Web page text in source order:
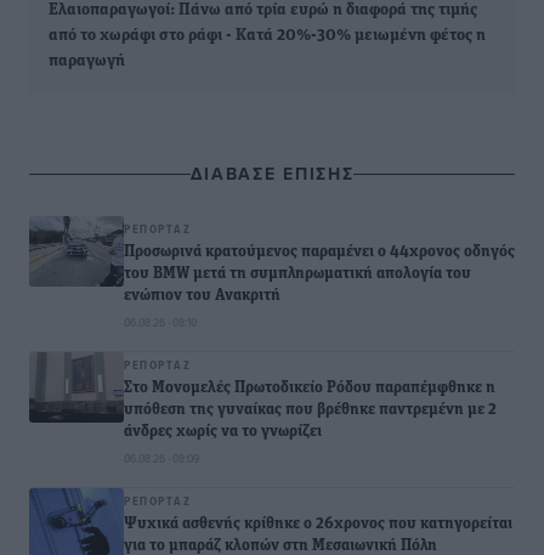
Ελαιοπαραγωγοί: Πάνω από τρία ευρώ η διαφορά της τιμής
από το χωράφι στο ράφι - Κατά 20%-30% μειωμένη φέτος η
παραγωγή
ΔΙΑΒΑΣΕ ΕΠΙΣΗΣ
ΡΕΠΟΡΤΆΖ
Προσωρινά κρατούμενος παραμένει ο 44χρονος οδηγός
του BMW μετά τη συμπληρωματική απολογία του
ενώπιον του Ανακριτή
06.08.26 · 08:10
ΡΕΠΟΡΤΆΖ
Στο Μονομελές Πρωτοδικείο Ρόδου παραπέμφθηκε η
υπόθεση της γυναίκας που βρέθηκε παντρεμένη με 2
άνδρες χωρίς να το γνωρίζει
06.08.26 · 08:09
ΡΕΠΟΡΤΆΖ
Ψυχικά ασθενής κρίθηκε ο 26χρονος που κατηγορείται
για το μπαράζ κλοπών στη Μεσαιωνική Πόλη